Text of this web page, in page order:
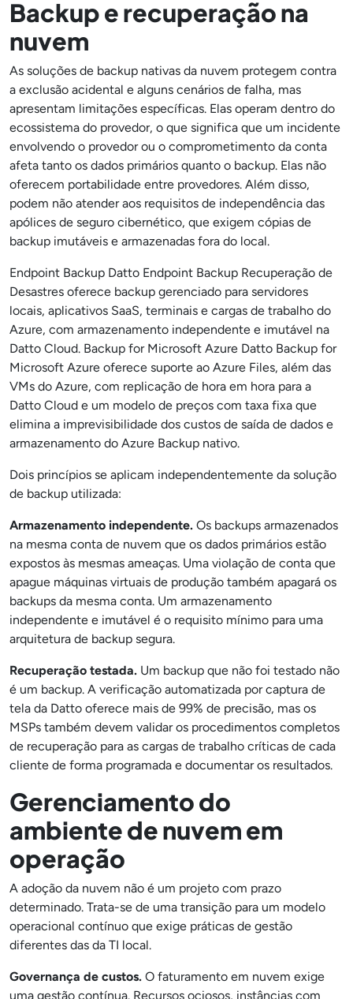
Backup e recuperação na
nuvem
As soluções de backup nativas da nuvem protegem contra
a exclusão acidental e alguns cenários de falha, mas
apresentam limitações específicas. Elas operam dentro do
ecossistema do provedor, o que significa que um incidente
envolvendo o provedor ou o comprometimento da conta
afeta tanto os dados primários quanto o backup. Elas não
oferecem portabilidade entre provedores. Além disso,
podem não atender aos requisitos de independência das
apólices de seguro cibernético, que exigem cópias de
backup imutáveis e armazenadas fora do local.
Endpoint Backup Datto Endpoint Backup Recuperação de
Desastres oferece backup gerenciado para servidores
locais, aplicativos SaaS, terminais e cargas de trabalho do
Azure, com armazenamento independente e imutável na
Datto Cloud. Backup for Microsoft Azure Datto Backup for
Microsoft Azure oferece suporte ao Azure Files, além das
VMs do Azure, com replicação de hora em hora para a
Datto Cloud e um modelo de preços com taxa fixa que
elimina a imprevisibilidade dos custos de saída de dados e
armazenamento do Azure Backup nativo.
Dois princípios se aplicam independentemente da solução
de backup utilizada:
Armazenamento independente. Os backups armazenados
na mesma conta de nuvem que os dados primários estão
expostos às mesmas ameaças. Uma violação de conta que
apague máquinas virtuais de produção também apagará os
backups da mesma conta. Um armazenamento
independente e imutável é o requisito mínimo para uma
arquitetura de backup segura.
Recuperação testada. Um backup que não foi testado não
é um backup. A verificação automatizada por captura de
tela da Datto oferece mais de 99% de precisão, mas os
MSPs também devem validar os procedimentos completos
de recuperação para as cargas de trabalho críticas de cada
cliente de forma programada e documentar os resultados.
Gerenciamento do
ambiente de nuvem em
operação
A adoção da nuvem não é um projeto com prazo
determinado. Trata-se de uma transição para um modelo
operacional contínuo que exige práticas de gestão
diferentes das da TI local.
Governança de custos. O faturamento em nuvem exige
uma gestão contínua. Recursos ociosos, instâncias com